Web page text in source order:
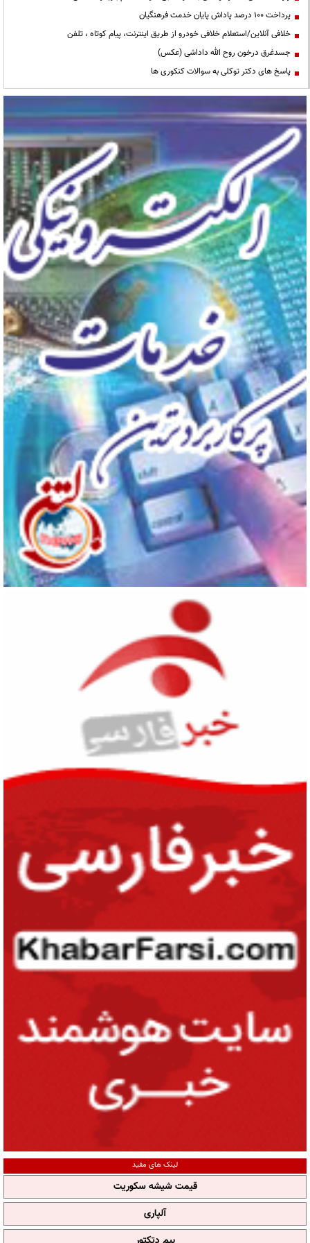
پرداخت ۱۰۰ درصد پاداش پایان خدمت فرهنگیان
خلافی آنلاین/استعلام خلافی خودرو از طریق اینترنت، پیام کوتاه ، تلفن
جسدغرق درخون روح الله داداشی (عکس)
پاسخ های دکتر توکلی به سوالات کنکوری ها
لینک های مفید
قیمت شیشه سکوریت
آلپاری